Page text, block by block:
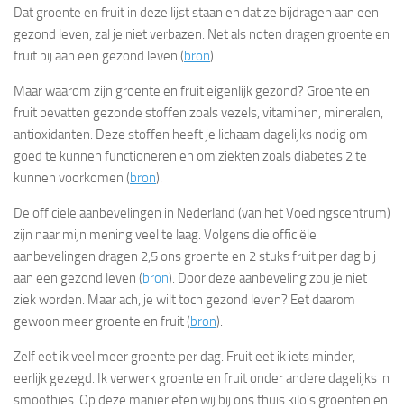
Dat groente en fruit in deze lijst staan en dat ze bijdragen aan een
gezond leven, zal je niet verbazen. Net als noten dragen groente en
fruit bij aan een gezond leven (bron).
Maar waarom zijn groente en fruit eigenlijk gezond? Groente en
fruit bevatten gezonde stoffen zoals vezels, vitaminen, mineralen,
antioxidanten. Deze stoffen heeft je lichaam dagelijks nodig om
goed te kunnen functioneren en om ziekten zoals diabetes 2 te
kunnen voorkomen (bron).
De officiële aanbevelingen in Nederland (van het Voedingscentrum)
zijn naar mijn mening veel te laag. Volgens die officiële
aanbevelingen dragen 2,5 ons groente en 2 stuks fruit per dag bij
aan een gezond leven (bron). Door deze aanbeveling zou je niet
ziek worden. Maar ach, je wilt toch gezond leven? Eet daarom
gewoon meer groente en fruit (bron).
Zelf eet ik veel meer groente per dag. Fruit eet ik iets minder,
eerlijk gezegd. Ik verwerk groente en fruit onder andere dagelijks in
smoothies. Op deze manier eten wij bij ons thuis kilo’s groenten en